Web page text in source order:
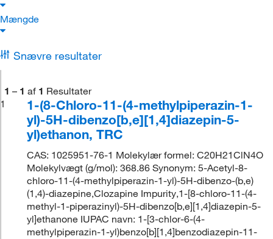
Mængde
Snævre resultater
1 – 1 af 1 Resultater
1
1-(8-Chloro-11-(4-methylpiperazin-1-
yl)-5H-dibenzo[b,e][1,4]diazepin-5-
yl)ethanon, TRC
CAS: 1025951-76-1 Molekylær formel: C20H21ClN4O
Molekylvægt (g/mol): 368.86 Synonym: 5-Acetyl-8-
chloro-11-(4-methylpiperazin-1-yl)-5H-dibenzo-(b,e)
(1,4)-diazepine,Clozapine Impurity,1-[8-chloro-11-(4-
methyl-1-piperazinyl)-5H-dibenzo[b,e][1,4]diazepin-5-
yl]ethanone IUPAC navn: 1-[3-chlor-6-(4-
methylpiperazin-1-yl)benzo[b][1,4]benzodiazepin-11-